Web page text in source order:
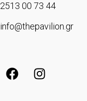
2513 00 73 44
info@thepavilion.gr